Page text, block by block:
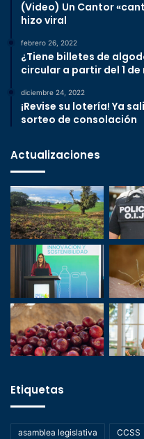
(Video) Un Cantor
hizo viral
febrero 26, 2022
¿Tiene billetes de
circular a partir del 1 de
diciembre 24, 2022
¡Revise su lotería! Ya
sorteo de consolación
Actualizaciones
Etiquetas
asamblea legislativa CCSS